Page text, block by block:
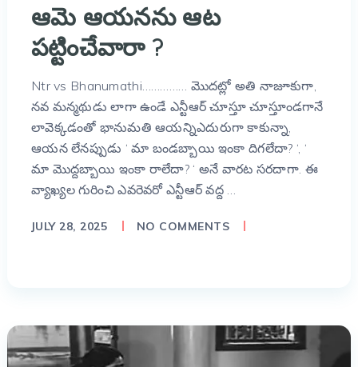
ఆమె ఆయనను ఆట
పట్టించేవారా ?
Ntr vs Bhanumathi…………… మొదట్లో అతి నాజూకుగా,
నవ మన్మథుడు లాగా ఉండే ఎన్టీఆర్ చూస్తూ చూస్తూండగానే
లావెక్కడంతో భానుమతి ఆయన్నిఎదురుగా కాకున్నా,
ఆయన లేనప్పుడు ‘ మా బండబ్బాయి ఇంకా దిగలేదా? ‘, ‘
మా మొద్దబ్బాయి ఇంకా రాలేదా? ‘ అనే వారట సరదాగా. ఈ
వ్యాఖ్యల గురించి ఎవరెవరో ఎన్టీఆర్ వద్ద …
JULY 28, 2025 NO COMMENTS